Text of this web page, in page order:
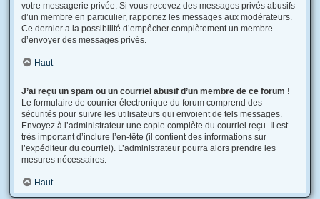
votre messagerie privée. Si vous recevez des messages privés abusifs
d’un membre en particulier, rapportez les messages aux modérateurs.
Ce dernier a la possibilité d’empêcher complètement un membre
d’envoyer des messages privés.
Haut
J’ai reçu un spam ou un courriel abusif d’un membre de ce forum !
Le formulaire de courrier électronique du forum comprend des
sécurités pour suivre les utilisateurs qui envoient de tels messages.
Envoyez à l’administrateur une copie complète du courriel reçu. Il est
très important d’inclure l’en-tête (il contient des informations sur
l’expéditeur du courriel). L’administrateur pourra alors prendre les
mesures nécessaires.
Haut